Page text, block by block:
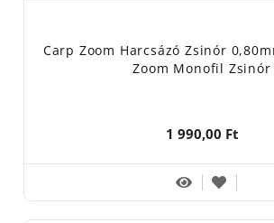
Carp Zoom Harcsázó Zsinór
Zoom Monofil Zsinór
1 990,00 Ft